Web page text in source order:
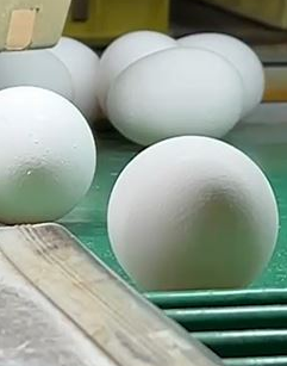
業者慘叫 23:54
八里！ 23:47
一起死 23:32
別長抱 23:25
病毒疣」 23:18